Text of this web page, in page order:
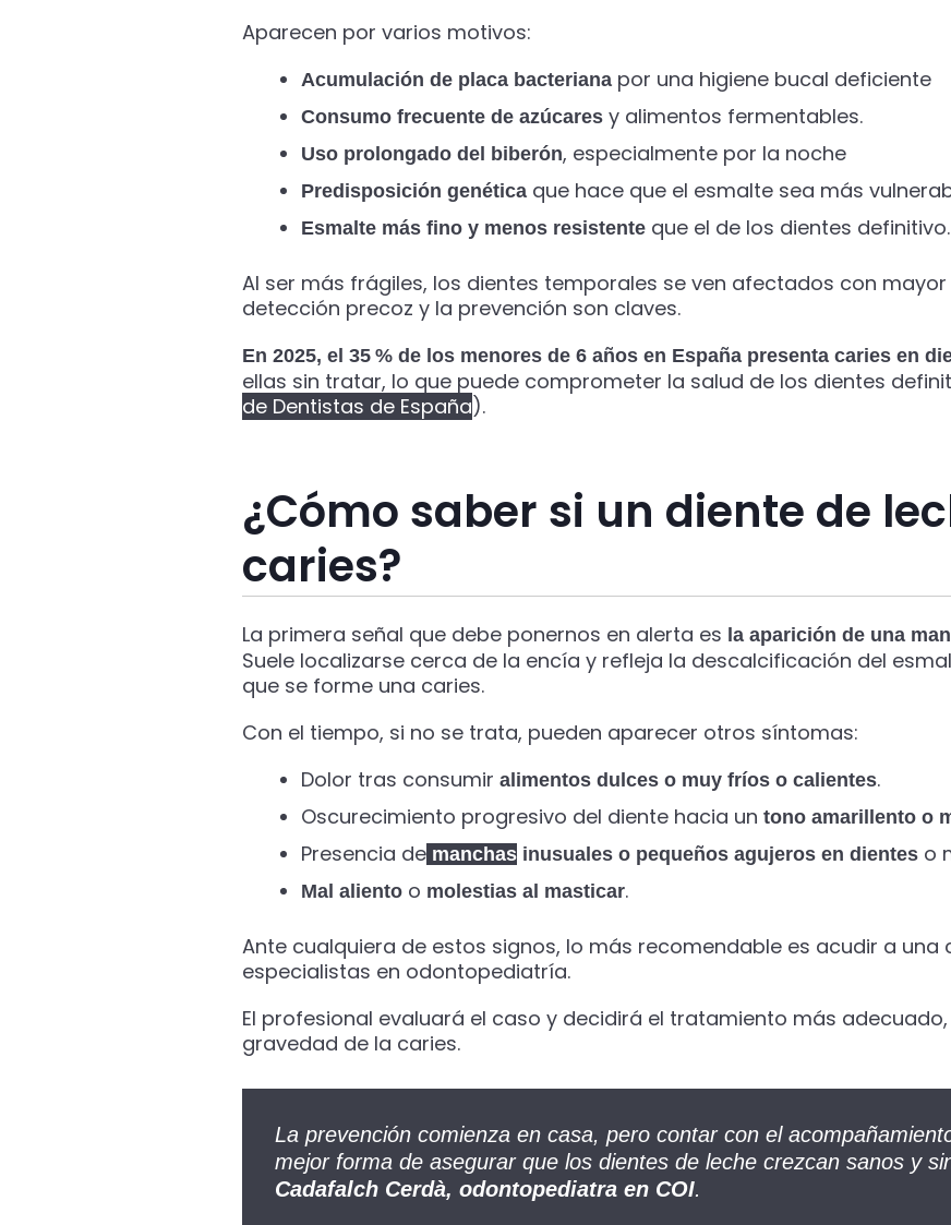
Aparecen por varios motivos:
Acumulación de placa bacteriana por una higiene bucal deficiente
Consumo frecuente de azúcares y alimentos fermentables.
Uso prolongado del biberón, especialmente por la noche
Predisposición genética que hace que el esmalte sea más
Esmalte más fino y menos resistente que el de los dientes definitivo.
Al ser más frágiles, los dientes temporales se ven afectados con mayor
detección precoz y la prevención son claves.
En 2025, el 35 % de los menores de 6 años en España presenta caries en
ellas sin tratar, lo que puede comprometer la salud de los dientes
de Dentistas de España).
¿Cómo saber si un diente de
caries?
La primera señal que debe ponernos en alerta es la aparición de una
Suele localizarse cerca de la encía y refleja la descalcificación del
que se forme una caries.
Con el tiempo, si no se trata, pueden aparecer otros síntomas:
Dolor tras consumir alimentos dulces o muy fríos o calientes.
Oscurecimiento progresivo del diente hacia un tono amarillento o
Presencia de manchas inusuales o pequeños agujeros en dientes o
Mal aliento o molestias al masticar.
Ante cualquiera de estos signos, lo más recomendable es acudir a una
especialistas en odontopediatría.
El profesional evaluará el caso y decidirá el tratamiento más
gravedad de la caries.
La prevención comienza en casa, pero contar con el
mejor forma de asegurar que los dientes de leche crezcan sanos y
Cadafalch Cerdà, odontopediatra en COI.